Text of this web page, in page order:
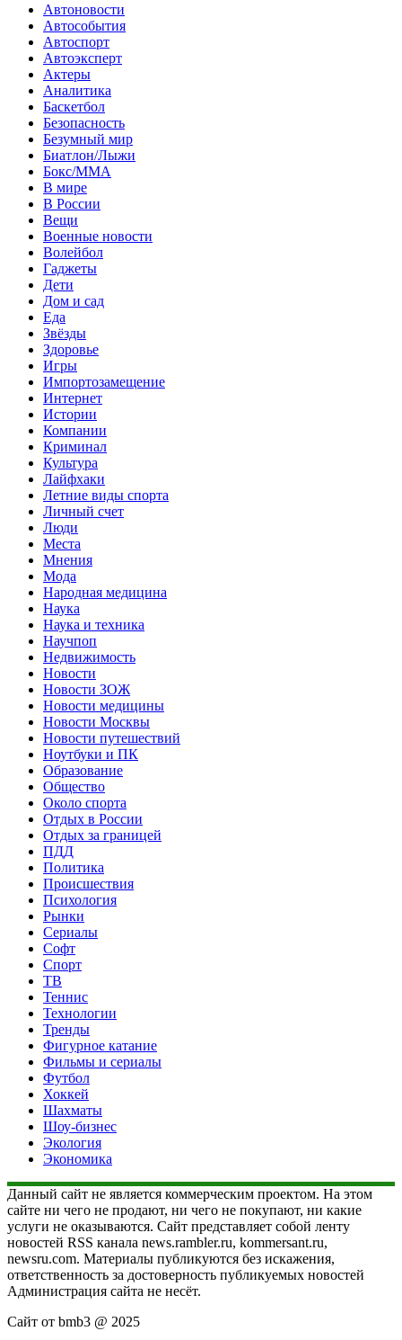
Автоновости
Автособытия
Автоспорт
Автоэксперт
Актеры
Аналитика
Баскетбол
Безопасность
Безумный мир
Биатлон/Лыжи
Бокс/MMA
В мире
В России
Вещи
Военные новости
Волейбол
Гаджеты
Дети
Дом и сад
Еда
Звёзды
Здоровье
Игры
Импортозамещение
Интернет
Истории
Компании
Криминал
Культура
Лайфхаки
Летние виды спорта
Личный счет
Люди
Места
Мнения
Мода
Народная медицина
Наука
Наука и техника
Научпоп
Недвижимость
Новости
Новости ЗОЖ
Новости медицины
Новости Москвы
Новости путешествий
Ноутбуки и ПК
Образование
Общество
Около спорта
Отдых в России
Отдых за границей
ПДД
Политика
Происшествия
Психология
Рынки
Сериалы
Софт
Спорт
ТВ
Теннис
Технологии
Тренды
Фигурное катание
Фильмы и сериалы
Футбол
Хоккей
Шахматы
Шоу-бизнес
Экология
Экономика
Данный сайт не является коммерческим проектом. На этом
сайте ни чего не продают, ни чего не покупают, ни какие
услуги не оказываются. Сайт представляет собой ленту
новостей RSS канала news.rambler.ru, kommersant.ru,
newsru.com. Материалы публикуются без искажения,
ответственность за достоверность публикуемых новостей
Администрация сайта не несёт.
Сайт от bmb3 @ 2025